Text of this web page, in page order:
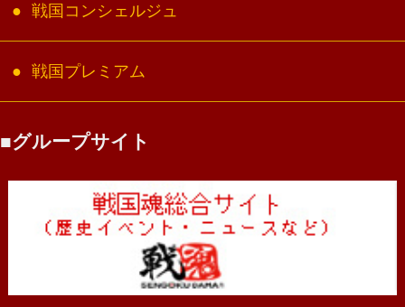
戦国コンシェルジュ
戦国プレミアム
グループサイト